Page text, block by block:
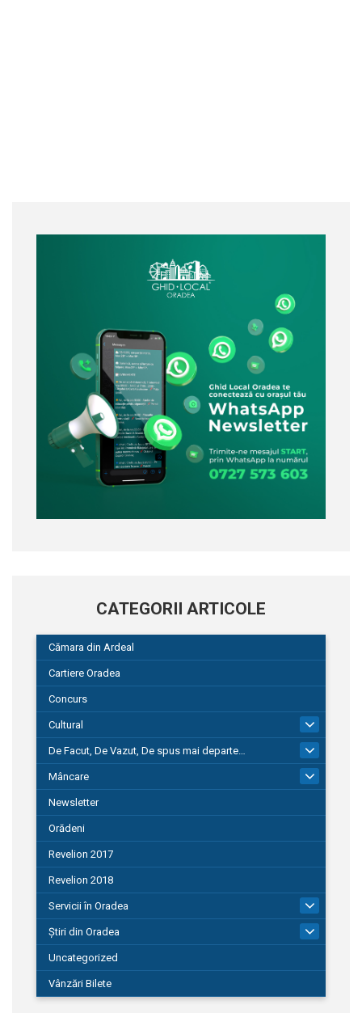
CATEGORII ARTICOLE
Cămara din Ardeal
Cartiere Oradea
Concurs
Cultural
De Facut, De Vazut, De spus mai departe…
580
Mâncare
Newsletter
Orădeni
Revelion 2017
Revelion 2018
Servicii în Oradea
Știri din Oradea
Uncategorized
Vânzări Bilete